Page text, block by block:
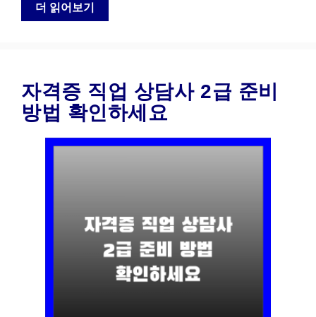
더 읽어보기
자격증 직업 상담사 2급 준비
방법 확인하세요